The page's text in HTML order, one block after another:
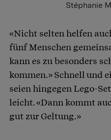
Stéphanie
«Nicht selten helfen
fünf Menschen
kann es zu besonders
kommen.» Schnell und
seien hingegen Lego-
leicht. «Dann kommt
gut zur Geltung.»